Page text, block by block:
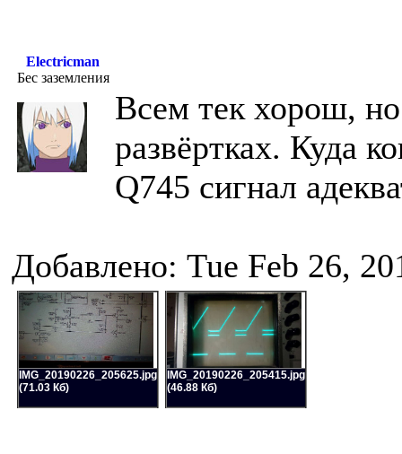
Electricman
Бес заземления
Всем тек хорош,
развёртках. Куда
Q745 сигнал
Добавлено: Tue Feb 26,
IMG_20190226_205625.jpg
(71.03 Кб)
IMG_20190226_205415.jpg
(46.88 Кб)